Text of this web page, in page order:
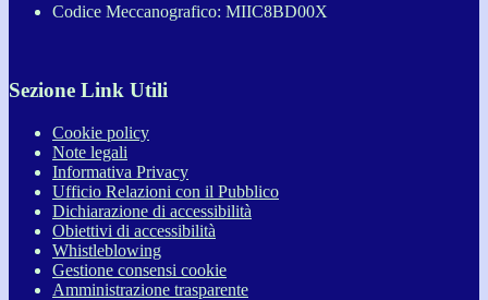
Codice Meccanografico: MIIC8BD00X
Sezione Link Utili
Cookie policy
Note legali
Informativa Privacy
Ufficio Relazioni con il Pubblico
Dichiarazione di accessibilità
Obiettivi di accessibilità
Whistleblowing
Gestione consensi cookie
Amministrazione trasparente